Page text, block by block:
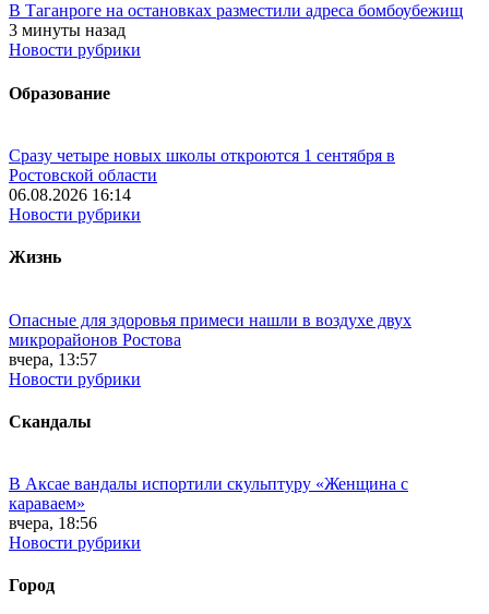
В Таганроге на остановках разместили адреса бомбоубежищ
3 минуты назад
Новости рубрики
Образование
Сразу четыре новых школы откроются 1 сентября в
Ростовской области
06.08.2026 16:14
Новости рубрики
Жизнь
Опасные для здоровья примеси нашли в воздухе двух
микрорайонов Ростова
вчера, 13:57
Новости рубрики
Скандалы
В Аксае вандалы испортили скульптуру «Женщина с
караваем»
вчера, 18:56
Новости рубрики
Город